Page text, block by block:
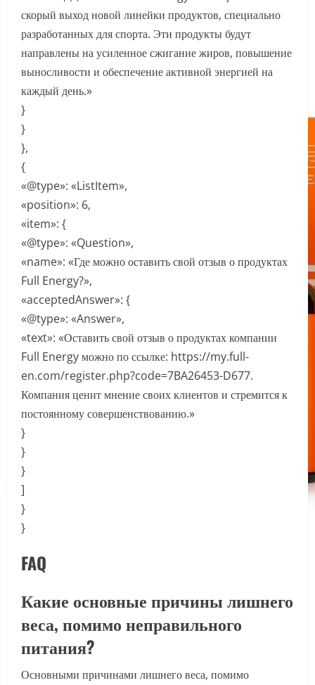
скорый выход новой линейки продуктов, специально
разработанных для спорта. Эти продукты будут
направлены на усиленное сжигание жиров, повышение
выносливости и обеспечение активной энергией на
каждый день.»
}
}
},
{
«@type»: «ListItem»,
«position»: 6,
«item»: {
«@type»: «Question»,
«name»: «Где можно оставить свой отзыв о продуктах
Full Energy?»,
«acceptedAnswer»: {
«@type»: «Answer»,
«text»: «Оставить свой отзыв о продуктах компании
Full Energy можно по ссылке: https://my.full-
en.com/register.php?code=7BA26453-D677.
Компания ценит мнение своих клиентов и стремится к
постоянному совершенствованию.»
}
}
}
]
}
}
FAQ
Какие основные причины лишнего
веса, помимо неправильного
питания?
Основными причинами лишнего веса, помимо